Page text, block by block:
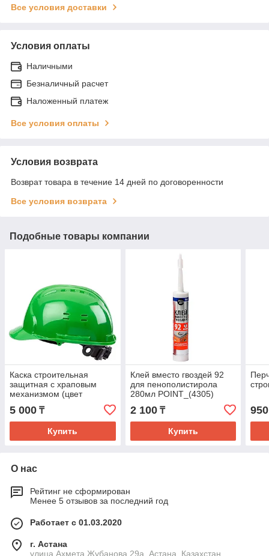
Все условия доставки
Условия оплаты
Наличными
Безналичный расчет
Наложенный платеж
Все условия оплаты
Условия возврата
Возврат товара в течение 14 дней по договоренности
Все условия возврата
Подобные товары компании
Каска строительная
защитная с храповым
механизмом (цвет
оранжевый, белый, синий,
зеленый, желтый,
красный)
5 000 ₸
Купить
Клей вместо гвоздей 92
для пенополистирола
280мл POINT_(4305)
2 100₸
Купить
950
О нас
Рейтинг не сформирован
Менее 5 отзывов за последний год
Работает с 01.03.2020
г. Астана
улица Ахмета Жубанова,29а, Астана, Казахстан